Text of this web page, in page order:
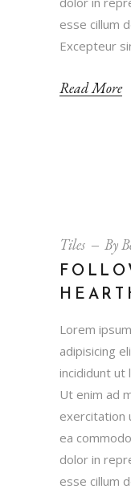
esse cillum
Excepteur
Read More
Tiles By
Lorem
adipisicing
incididunt ut
Ut enim ad
exercitation
ea
dolor in
esse cillum